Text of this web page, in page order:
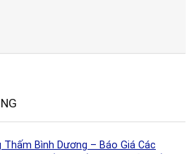
Thấm Bình Dương – Báo Giá Các